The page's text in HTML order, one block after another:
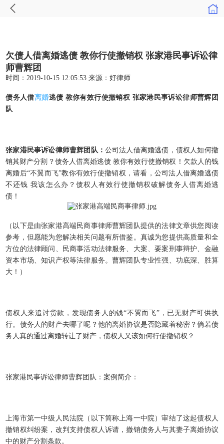
​欠债人借离婚逃债 教你行使撤销权 张家港民事诉讼律
师曹辉团
时间：2019-10-15 12:05:53 来源：好律师
债务人借离婚逃债 教你有效行使撤销权 张家港民事诉讼律师曹辉团
队
张家港民事诉讼律师曹辉团队： 公司法人借离婚逃债，债权人如何撤
销其财产分割？债务人借离婚逃债 教你有效行使撤销权！欠款人的钱
离婚后“不翼而飞”教你有效行使撤销权，请看，公司法人借离婚逃债
不还钱 我该怎么办？债权人有效行使撤销权破解债务人借离婚逃
债！
（以下是由张家港高端民商事律师曹辉团队提供的法律文章供您阅读
参考，但愿能为您解决相关问题有所借鉴。真诚为您提供高质量和全
方位的法律顾问、民商事活动法律服务、大案、要案刑事辩护、金融
资本市场、知识产权等法律服务。曹辉团队专业性强、功底深、胜算
大！）
债权人来追讨货款，发现债务人的钱“不翼而飞”，已无财产可供执
行。债务人的财产去哪了呢？他的离婚协议是否隐藏着秘密？倘若债
务人真的通过离婚转让了财产，债权人又该如何行使撤销权？
张家港民事诉讼律师曹辉团队：案例简介：
上海市第一中级人民法院（以下简称上海一中院）审结了这起债权人
撤销权纠纷案，改判支持债权人诉请，撤销债务人与其妻子离婚协议
中的财产分割条款。